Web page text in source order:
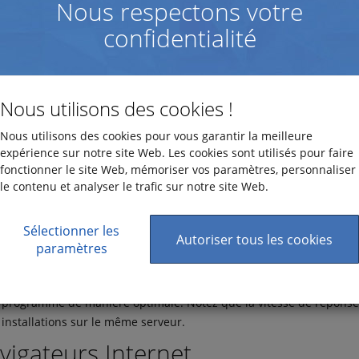
de Données doit répondre aux exigences suivantes :
Données:
Recommandée : SQL Server 2022 ou 2019
Microsoft SQL Express (Serveur SQL limité et gratuit :
Espace libre sur le disque dur : 4 GB
Mémoire vive : 4 GB
Pour gérer la base de données, Microsoft SQL Management
dernier, compatible avec la version du Serveur SQL déjà installé.
Nous recommandons l'utilisation d'environnements de serveurs
programme de manière optimale. Notez que la vitesse de
installations sur le même serveur.
Nous respectons votre
confidentialité
Nous utilisons des cookies !
Nous utilisons des cookies pour vous garantir la meilleure
expérience sur notre site Web. Les cookies sont utilisés pour faire
fonctionner le site Web, mémoriser vos paramètres, personnaliser
le contenu et analyser le trafic sur notre site Web.
Sélectionner les
paramètres
Autoriser tous les cookies